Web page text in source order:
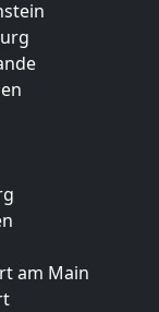
am Main